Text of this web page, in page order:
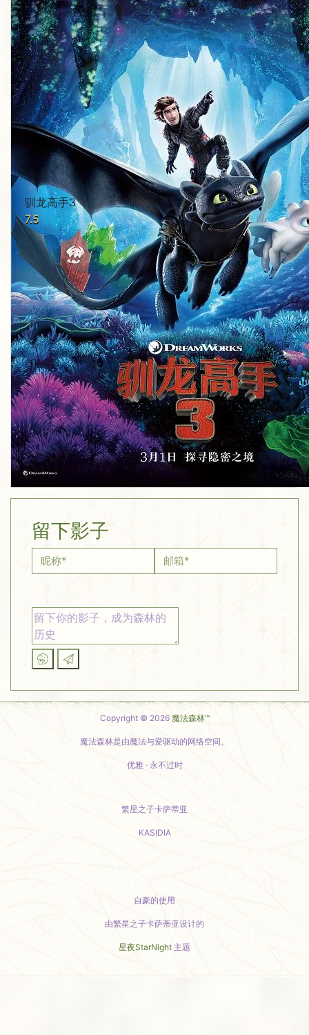
驯龙高手3
7.5
留下影子
昵称* 邮箱*
Copyright © 2026 魔法森林™
魔法森林是由魔法与爱驱动的网络空间。
优雅 · 永不过时
繁星之子卡萨蒂亚
KASIDIA
自豪的使用
由繁星之子卡萨蒂亚设计的
星夜StarNight 主题